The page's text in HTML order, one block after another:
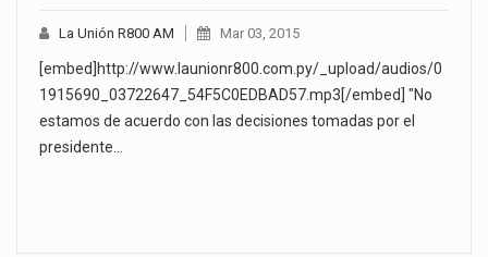
La Unión R800 AM Mar 03, 2015
[embed]http://www.launionr800.com.py/_upload/audios/0
1915690_03722647_54F5C0EDBAD57.mp3[/embed] "No
estamos de acuerdo con las decisiones tomadas por el
presidente…